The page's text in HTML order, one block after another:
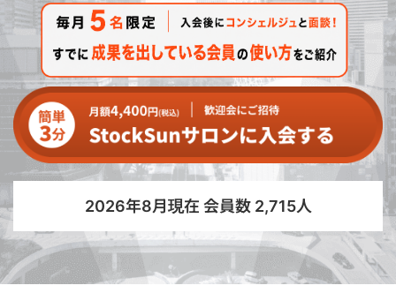
2026年8月現在 会員数 2,715人